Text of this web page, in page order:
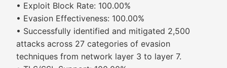
• Exploit Block Rate: 100.00%
• Evasion Effectiveness: 100.00%
• Successfully identified and mitigated 2,500
attacks across 27 categories of evasion
techniques from network layer 3 to layer 7.